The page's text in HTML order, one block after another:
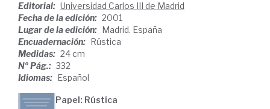
Editorial: Universidad Carlos III de Madrid
Fecha de la edición: 2001
Lugar de la edición: Madrid. España
Encuadernación: Rústica
Medidas: 24 cm
Nº Pág.: 332
Idiomas: Español
Papel: Rústica